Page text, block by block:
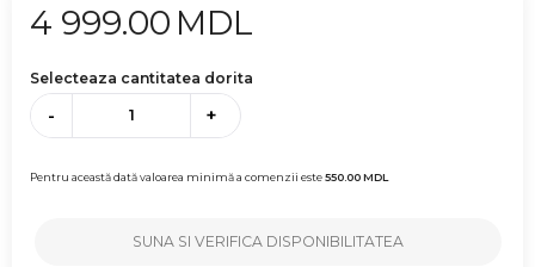
4 999.00 MDL
Selecteaza cantitatea dorita
- +
Pentru această dată valoarea minimă a comenzii este550.00MDL
SUNA SI VERIFICA DISPONIBILITATEA